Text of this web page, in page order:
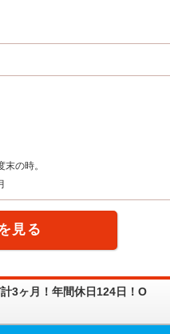
の時。
見る
3ヶ月！年間休日124日！O